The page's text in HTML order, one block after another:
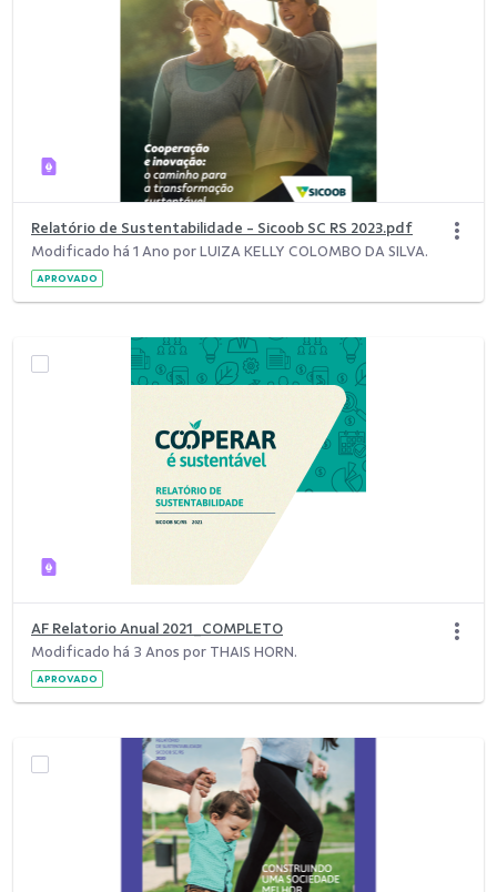
Relatório de Sustentabilidade - Sicoob SC RS 2023.pdf
Modificado há 1 Ano por LUIZA KELLY COLOMBO DA SILVA.
APROVADO
AF Relatorio Anual 2021_COMPLETO
Modificado há 3 Anos por THAIS HORN.
APROVADO